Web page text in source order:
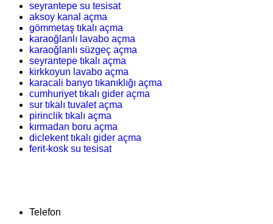
seyrantepe su tesisat
aksoy kanal açma
gömmetaş tıkalı açma
karaoğlanlı lavabo açma
karaoğlanlı süzgeç açma
seyrantepe tıkalı açma
kirkkoyun lavabo açma
karacali banyo tıkanıklığı açma
cumhuriyet tıkalı gider açma
sur tıkalı tuvalet açma
pirinclik tıkalı açma
kırmadan boru açma
diclekent tıkalı gider açma
ferit-kosk su tesisat
Telefon